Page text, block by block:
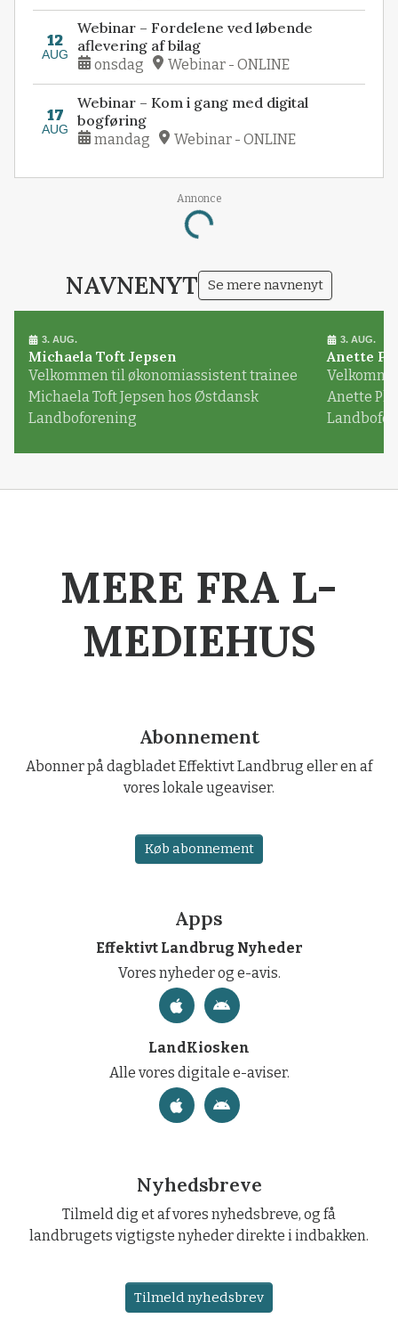
12
AUG
Webinar – Fordelene ved løbende
aflevering af bilag
onsdag Webinar - ONLINE
17
AUG
Webinar – Kom i gang med digital
bogføring
mandag Webinar - ONLINE
Annonce
Loading...
NAVNENYT Se mere navnenyt
3. AUG.
Michaela Toft Jepsen
Velkommen til økonomiassistent trainee
Michaela Toft Jepsen hos Østdansk
Landboforening
3. AUG.
Anette
Anette
MERE FRA L-
MEDIEHUS
Abonnement
Abonner på dagbladet Effektivt Landbrug eller en af
vores lokale ugeaviser.
Køb abonnement
Apps
Effektivt Landbrug Nyheder
Vores nyheder og e-avis.
LandKiosken
Alle vores digitale e-aviser.
Nyhedsbreve
Tilmeld dig et af vores nyhedsbreve, og få
landbrugets vigtigste nyheder direkte i indbakken.
Tilmeld nyhedsbrev